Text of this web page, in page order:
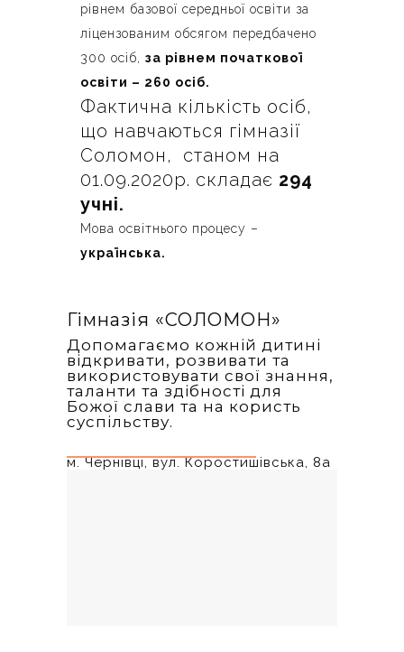
рівнем базової середньої освіти за
ліцензованим обсягом передбачено
300 осіб, за рівнем початкової
освіти – 260 осіб.
Фактична кількість осіб,
що навчаються гімназії
Соломон, станом на
01.09.2020р. складає 294
учні.
Мова освітнього процесу –
українська.
Гімназія «‎СОЛОМОН»
Допомагаємо кожній дитині
відкривати, розвивати та
використовувати свої знання,
таланти та здібності для
Божої слави та на користь
суспільству.
м. Чернівці, вул. Коростишівська, 8а